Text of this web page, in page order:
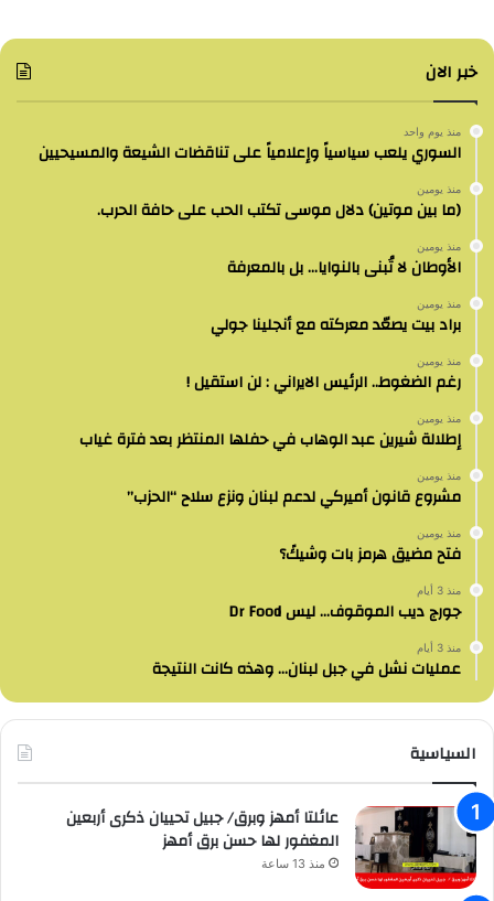
خبر الان
منذ يوم واحد
السوري يلعب سياسياً وإعلامياً على تناقضات الشيعة والمسيحيين
منذ يومين
(ما بين موتين) دلال موسى تكتب الحب على حافة الحرب.
منذ يومين
الأوطان لا تُبنى بالنوايا… بل بالمعرفة
منذ يومين
براد بيت يصعّد معركته مع أنجلينا جولي
منذ يومين
رغم الضغوط.. الرئيس الايراني : لن استقيل !
منذ يومين
إطلالة شيرين عبد الوهاب في حفلها المنتظر بعد فترة غياب
منذ يومين
مشروع قانون أميركي لدعم لبنان ونزع سلاح “الحزب”
منذ يومين
فتح مضيق هرمز بات وشيكً؟
منذ 3 أيام
جورج ديب الموقوف… ليس Dr Food
منذ 3 أيام
عمليات نشل في جبل لبنان… وهذه كانت النتيجة
السياسية
عائلتا أمهز وبرق/ جبيل تحييان ذكرى أربعين
المغفور لها حسن برق أمهز
منذ 13 ساعة